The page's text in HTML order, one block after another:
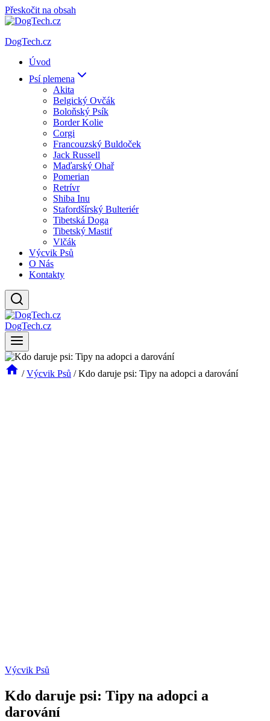
Přeskočit na obsah
DogTech.cz
Úvod
Psí plemena
Akita
Belgický Ovčák
Boloňský Psík
Border Kolie
Corgi
Francouzský Buldoček
Jack Russell
Maďarský Ohař
Pomerian
Retrívr
Shiba Inu
Stafordšírský Bulteriér
Tibetská Doga
Tibetský Mastif
Vlčák
Výcvik Psů
O Nás
Kontakty
DogTech.cz
/ Výcvik Psů / Kdo daruje psi: Tipy na adopci a darování
Výcvik Psů
Kdo daruje psi: Tipy na adopci a
darování